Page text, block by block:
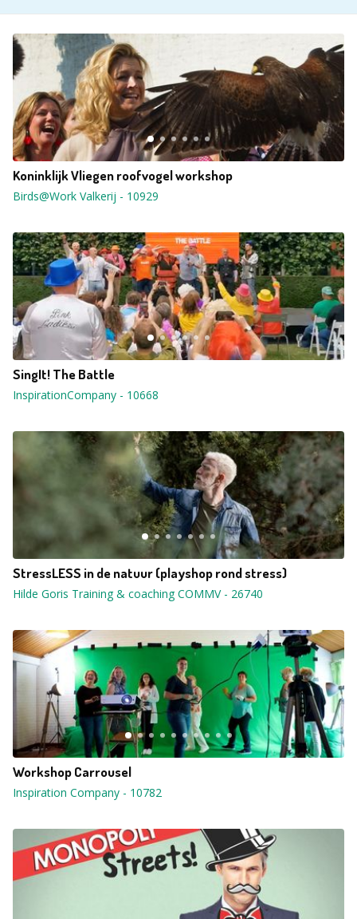
Koninklijk Vliegen roofvogel workshop
Birds@Work Valkerij - 10929
SingIt! The Battle
InspirationCompany - 10668
StressLESS in de natuur (playshop rond stress)
Hilde Goris Training & coaching COMMV- 26740
Workshop Carrousel
Inspiration Company - 10782